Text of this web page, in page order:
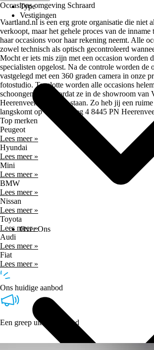
Type
Vestigingen
Over Ons
Occasions omgeving Schraard
Vaartland.nl is een erg grote organisatie die niet
verkoopt, maar het gehele proces van de inname
haar occasions voor haar rekening neemt. Alle
zowel technisch als optisch gecontroleerd
Mocht er iets mis zijn met een occasion worden
specialisten opgelost. Na de controle worden de
vastgelegd met een 360 graden camera in onze
fotostudio. Tenslotte worden alle occasions
schoongemaakt voordat ze in de showroom van
Heerenveen komen te staan. Zo heb jij een
langskomt op Chroomweg 4 8445 PN
Top merken
Peugeot
Lees meer »
Hyundai
Lees meer »
Mini
Lees meer »
BMW
Lees meer »
Nissan
Lees meer »
Toyota
Lees meer »
Audi
Lees meer »
Fiat
Lees meer »
Ons huidige aanbod
Een greep uit ons aanbod